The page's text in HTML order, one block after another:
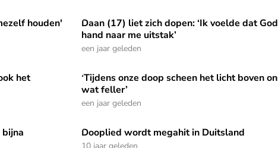
houden'
houden' Daan (17) liet zich dopen: ‘Ik voelde dat God
Daan (17) liet zich dopen: ‘Ik voelde dat
hand naar me uitstak’
een jaar geleden
het moeilijkste jaar van mijn leven'
het
‘Tijdens onze doop scheen het licht boven
‘Tijdens onze doop scheen het licht boven
wat feller’
een jaar geleden
ongepast' Dooplied wordt megahit in Duitsland
Dooplied wordt megahit in Duitsland